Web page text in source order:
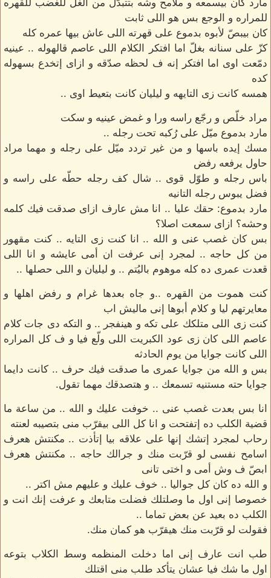
مارد كان بيسمعه و ملامح وشه بتتبدّل من الغلّ للغضب للقهره
للمراره و الوجع بس هو اللى ثابت
كان بيبصّ لأبوه بدموع على قهرته اللى عاش بيها عمره كله
كزّ على سنانه بغلّ اما افتكر الكلام اللى عاصم قالهوله .. عينيه
دمّعت اوى اما افتكر إنه ف لحظه صدّقه و ازاى إتخدع بسهوله
كده
همسه كانت زى التايهه و ليليان كانت بتعيط اوى ..
مراد خلّص و رجّع راسه ورا و غمض عينيه و سكت
مارد بدموع ميّل على رُكبه تحت رجله ..
مسك إيده باسها و من غير تردد ميّل على رجله و مهما مراد
حاول يرفعه رفض
باس رجله و طوّل قوى .. شال كف رجله حطّه على راسه و
فضل يبوس رجله التانيه
مارد بدموع: حقك عليا .. انا مش عارف ازاى صدقت فيك كلمه
وحشه؟ ازاى سمعت اصلا؟
بس كان غصب عنى و الله .. انا كنت زى التايه .. كنت مقهور
من كل حاجه .. لمجرد إنى عرفت ان أمى عايشه و انا اللى
قعدت عمرى ده كله موهوم باليُتم .. و ليليان و اللى حصلها ..
كنت هموت من القهره ..و جاه بعدها غرام و رفض اهلها و
معايرتهم ليا و كلام أبوها إنى ماليش اب
كنت زى اللى متلكك على تكه و هينفجر .. و التكه دى جات كلام
عاصم اللى كان زى عود الكبريت اللى ولّع فيا و ف كل المراره
اللى كانت جوايا من يوم الحادثه
بس و الله من جوايا عمرى ما صدقت فيك حرف .. كانت دايما
جوايا حته مستنيه تسمعك .. و هتصدقك مهما تقول.
انا بس بعدت غصب عنى .. خوفت عليك و الله .. من ساعة ما
قضية الكلب ده إتفتحت و انا كل اللى بيقرّب منى بتصيبه لعنته
رحاب لمجرد إتشك إنها على علاقه بيا إتأذت .. مكنتش هعرف
اسامح نفسى لو قرّبت منك و جرالك حاجه .. مكنتش هعرف
ابصّ ف وش أمى و اختى تانى
و الله ده كان كل جواليا .. خوف عليك و عليهم مش اكتر ..
خصوصا إنى اول ما وصلتلك فضلت متابعك و عرفت إنك انت و
الكلب ده بعيد عن بعض تماما ..
فقولت لو قرّبت منك هيقرّب هو كمان منك.
طب انت عارف إنى اما دخلت المنظمه وسط الكلاب بتوعه
اول ما شك فيا عشان يتأكد طلب منى اقتلك